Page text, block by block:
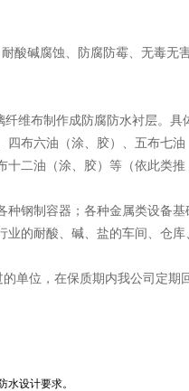
酸碱腐蚀、防腐防霉、无毒无
维布制作成防腐防水衬层。
布六油（涂、胶）、五布七
二油（涂、胶）等（依此类推
钢制容器；各种金属类设备
的耐酸、碱、盐的车间、仓
单位，在保质期内我公司定期
水设计要求。